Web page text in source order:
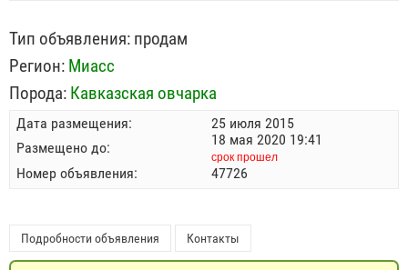
Тип объявления: продам
Регион: Миасс
Порода: Кавказская овчарка
Дата размещения:
25 июля 2015
Размещено до:
18 мая 2020 19:41
срок прошел
Номер объявления: 47726
Подробности объявления Контакты